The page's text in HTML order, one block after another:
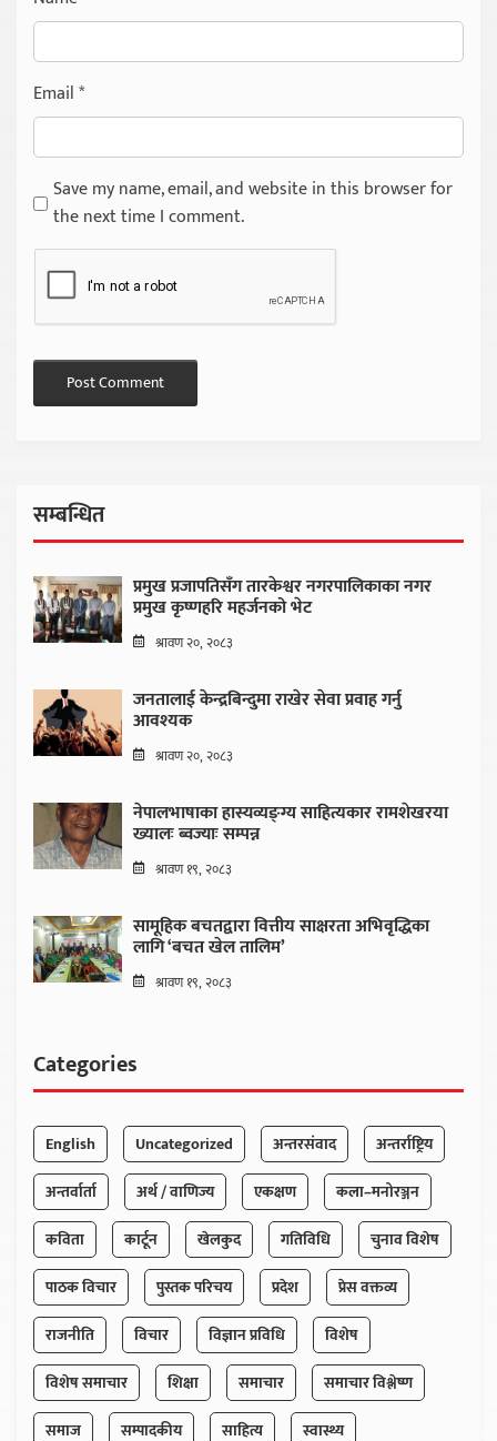
Email*
Save my name, email, and website in this browser for
the next time I comment.
सम्बन्धित
प्रमुख प्रजापतिसँग तारकेश्वर नगरपालिकाका नगर
प्रमुख कृष्णहरि महर्जनको भेट
श्रावण २०, २०८३
जनतालाई केन्द्रबिन्दुमा राखेर सेवा प्रवाह गर्नु
आवश्यक
श्रावण २०, २०८३
नेपालभाषाका हास्यव्यङ्ग्य साहित्यकार रामशेखरया
ख्यालः ब्वज्याः सम्पन्न
श्रावण १९, २०८३
सामूहिक बचतद्वारा वित्तीय साक्षरता अभिवृद्धिका
लागि ‘बचत खेल तालिम’
श्रावण १९, २०८३
Categories
English Uncategorized अन्तरसंवाद
अन्तर्राष्ट्रिय
अन्तर्वार्ता
अर्थ / वाणिज्य एकक्षण
कला–मनोरञ्जन
कविता
कार्टून खेलकुद गतिविधि
चुनाव विशेष
पाठक विचार
पुस्तक परिचय प्रदेश
प्रेस वक्तव्य
राजनीति
विचार विज्ञान प्रविधि
विशेष
विशेष समाचार
शिक्षा समाचार
समाचार विश्लेष्ण
समाज
सम्पादकीय साहित्य स्वास्थ्य